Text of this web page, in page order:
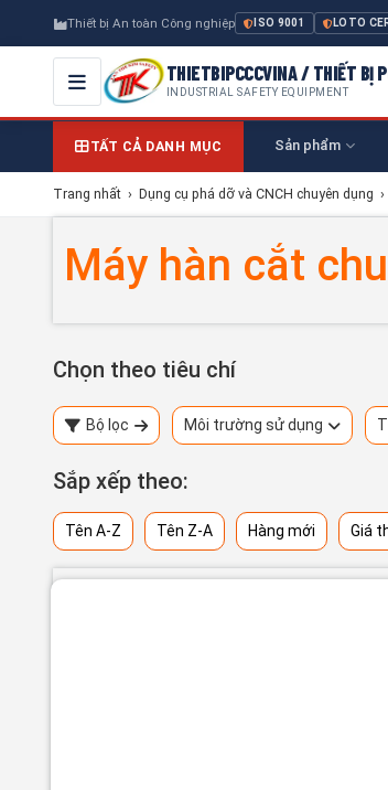
Thiết bị An toàn Công nghiệp ISO 9001 LOTO
THIETBIPCCCVINA / THIẾT BỊ
INDUSTRIAL SAFETY EQUIPMENT
TẤT CẢ DANH MỤC Sản phẩm
Trang nhất › Dụng cụ phá dỡ và CNCH chuyên dụng ›
Máy hàn cắt
Chọn theo tiêu chí
Bộ lọc Môi trường sử dụng
Sắp xếp theo:
Tên A-Z Tên Z-A Hàng mới Giá